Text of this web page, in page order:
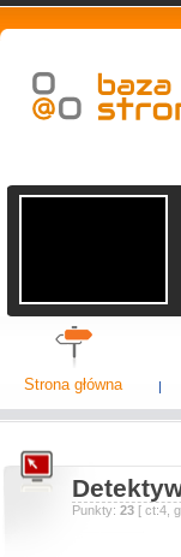
Strona główna
Punkty: 23 [ ct:4,